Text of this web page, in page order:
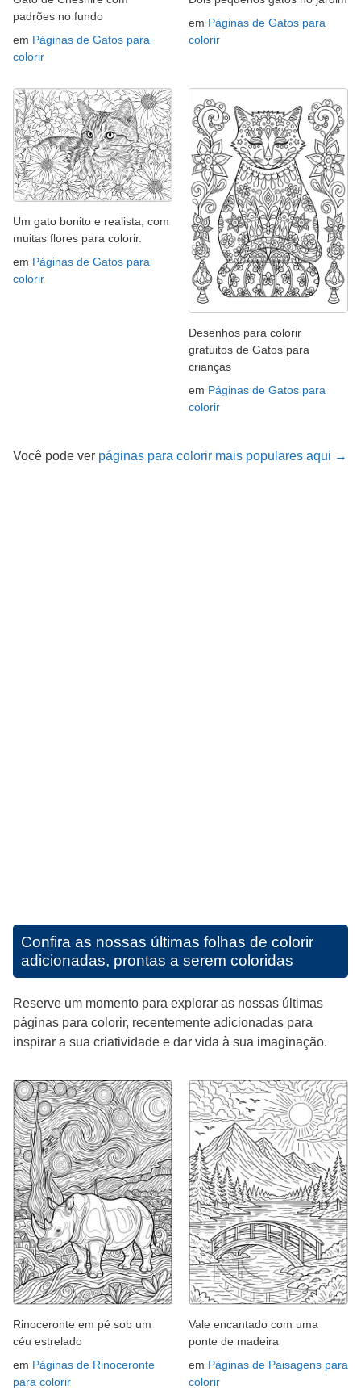
padrões no fundo
em Páginas de Gatos para
colorir
em Páginas de Gatos para
colorir
Um gato bonito e realista, com
muitas flores para colorir.
em Páginas de Gatos para
colorir
Desenhos para colorir
gratuitos de Gatos para
crianças
em Páginas de Gatos para
colorir
Você pode ver páginas para colorir mais populares aqui →
Confira as nossas últimas folhas de colorir
adicionadas, prontas a serem coloridas
Reserve um momento para explorar as nossas últimas
páginas para colorir, recentemente adicionadas para
inspirar a sua criatividade e dar vida à sua imaginação.
Rinoceronte em pé sob um
céu estrelado
em Páginas de Rinoceronte
para colorir
Vale encantado com uma
ponte de madeira
em Páginas de Paisagens para
colorir